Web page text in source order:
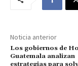
Noticia anterior
Los gobiernos de
Guatemala analizan
estrategias para